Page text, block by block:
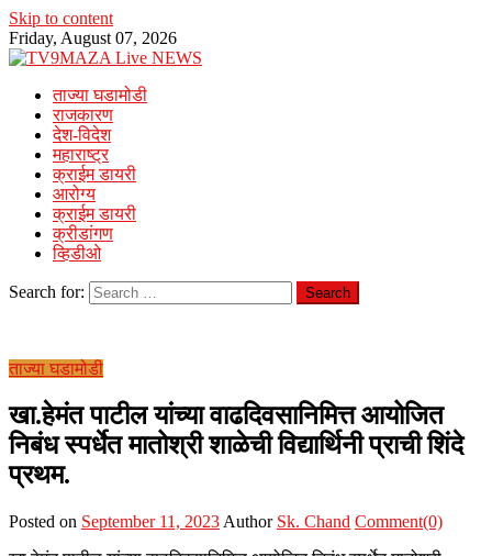
Skip to content
Friday, August 07, 2026
ताज्या घडामोडी
राजकारण
देश-विदेश
महाराष्ट्र
क्राईम डायरी
आरोग्य
क्राईम डायरी
क्रीडांगण
व्हिडीओ
Search for:
ताज्या घडामोडी
खा.हेमंत पाटील यांच्या वाढदिवसानिमित्त आयोजित
निबंध स्पर्धेत मातोश्री शाळेची विद्यार्थिनी प्राची शिंदे
प्रथम.
Posted on September 11, 2023 Author Sk. Chand Comment(0)